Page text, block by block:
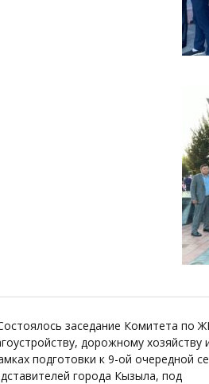
заседание Комитета по
дорожному хозяйству
подготовки к 9-ой очередной
города Кызыла, под